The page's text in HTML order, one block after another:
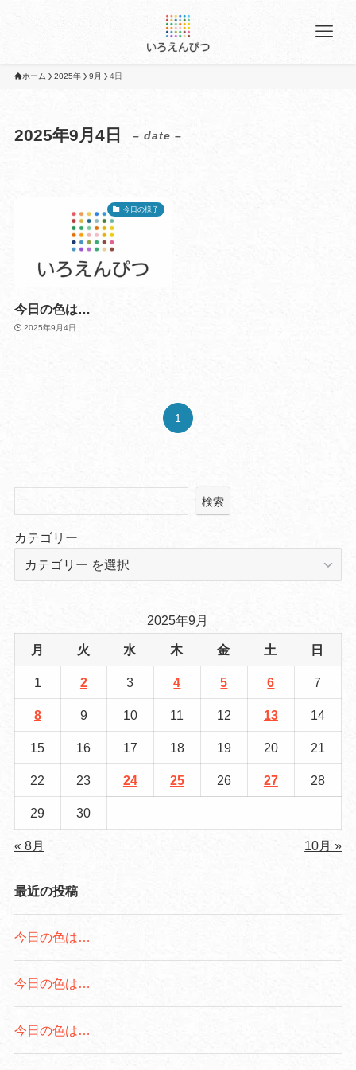
ホーム 2025年 9月 4日
2025年9月4日 – date –
今日の様子
今日の色は…
2025年9月4日
1
検索
カテゴリー
2025年9月
月 火 水 木 金 土 日
1 2 3 4 5 6 7
8 9 10 11 12 13 14
15 16 17 18 19 20 21
22 23 24 25 26 27 28
29 30
« 8月 10月 »
最近の投稿
今日の色は…
今日の色は…
今日の色は…